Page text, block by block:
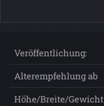
Veröffentlichung:
Alterempfehlung ab
Höhe/Breite/Gewicht